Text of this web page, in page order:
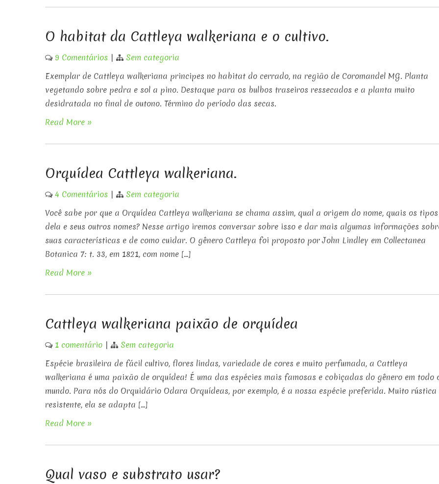
O habitat da Cattleya walkeriana e o cultivo.
9 Comentários |
Sem categoria
Exemplar de Cattleya walkeriana principes no habitat do cerrado, na região de Coromandel MG. Planta
vegetando sobre pedra e sol a pino. Destaque para os bulbos traseiros ressecados e a planta muito
desidratada no final de outono. Término do período das secas.
Read More »
Orquídea Cattleya walkeriana.
4 Comentários |
Sem categoria
Você sabe por que a Orquídea Cattleya walkeriana se chama assim, qual a origem do nome, quais os tipos
dela e seus outros nomes? Nesse artigo iremos conversar sobre isso e dar mais algumas informações
suas características e de como cuidar. O gênero Cattleya foi proposto por John Lindley em Collectanea
Botanica 7: t. 33, em 1821, com nome […]
Read More »
Cattleya walkeriana paixão de orquídea
1 comentário |
Sem categoria
Espécie brasileira de fácil cultivo, flores lindas, variedade de cores e muito perfumada, a Cattleya
walkeriana é uma paixão de orquídea! É uma das espécies mais famosas e cobiçadas do gênero em todo
mundo. Para nós do Orquidário Odara Orquídeas, por exemplo, é a nossa espécie preferida. Muito rústica
resistente, ela se adapta […]
Read More »
Qual vaso e substrato usar?